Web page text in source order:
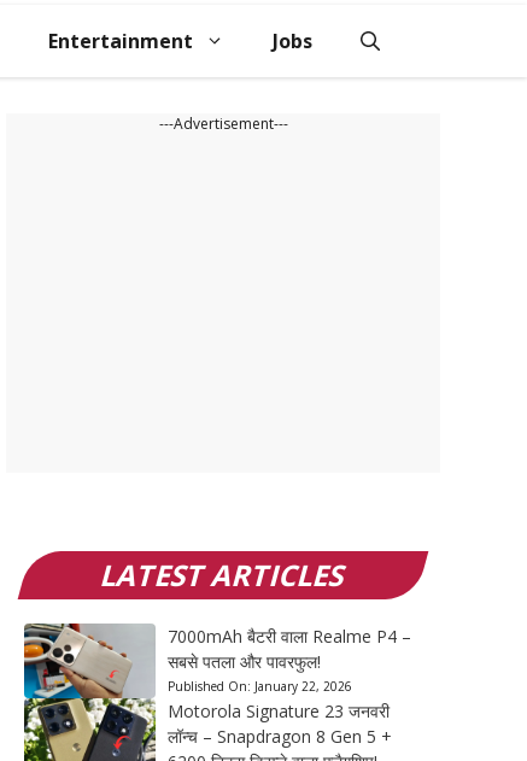
Entertainment Jobs
---Advertisement---
LATEST ARTICLES
7000mAh बैटरी वाला Realme P4 –
सबसे पतला और पावरफुल!
Published On: January 22, 2026
Motorola Signature 23 जनवरी
लॉन्च – Snapdragon 8 Gen 5 +